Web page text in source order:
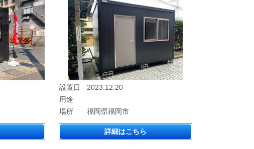
設置日
2023.12.20
用途
場所
福岡県福岡市
詳細はこちら